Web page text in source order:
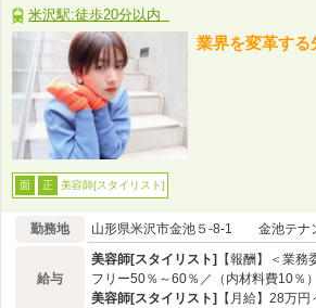
米沢駅:徒歩20分以内
業界を変革す
面 正 美容師[スタイリスト]
勤務地 山形県米沢市金池５-8-1 金池テナ
給与
美容師[スタイリスト]
【報酬】＜業務
フリー50％～60％／（内材料費10％）
美容師[スタイリスト]
【月給】28万円